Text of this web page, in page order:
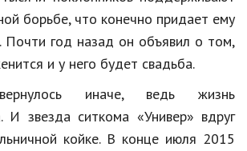
борьбе, что конечно придает ему
Почти год назад он объявил о том,
и у него будет свадьба.
иначе, ведь жизнь
И звезда ситкома «Универ» вдруг
койке. В конце июля 2015